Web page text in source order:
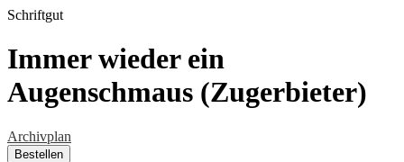
Schriftgut
Immer wieder ein
Augenschmaus (Zugerbieter)
Archivplan
Bestellen